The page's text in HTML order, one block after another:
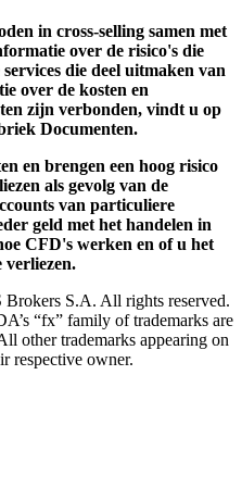
in cross-selling samen met
over de risico's die
die deel uitmaken van
over de kosten en
zijn verbonden, vindt u op
Documenten.
en brengen een hoog risico
als gevolg van de
van particuliere
geld met het handelen in
CFD's werken en of u het
verliezen.
S.A. All rights reserved.
“fx” family of trademarks are
other trademarks appearing on
respective owner.